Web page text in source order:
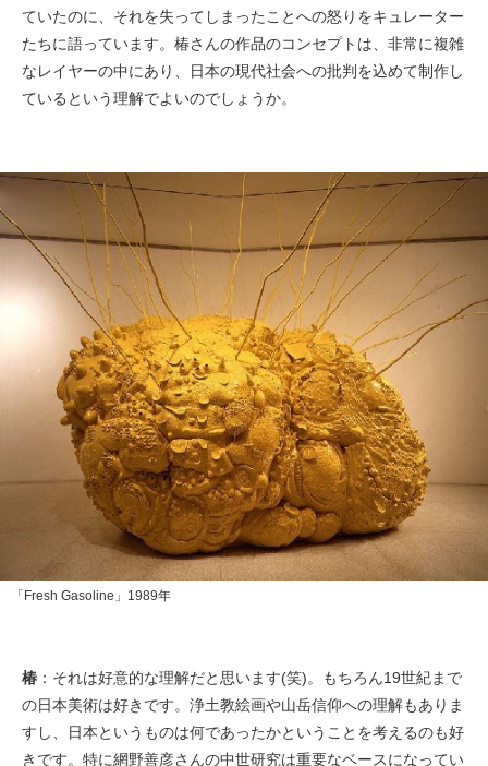
ていたのに、それを失ってしまったことへの怒りをキュレーター
たちに語っています。椿さんの作品のコンセプトは、非常に複雑
なレイヤーの中にあり、日本の現代社会への批判を込めて制作し
ているという理解でよいのでしょうか。
「Fresh Gasoline」1989年
椿 ：それは好意的な理解だと思います(笑)。もちろん19世紀まで
の日本美術は好きです。浄土教絵画や山岳信仰への理解もありま
すし、日本というものは何であったかということを考えるのも好
きです。特に網野善彦さんの中世研究は重要なベースになってい